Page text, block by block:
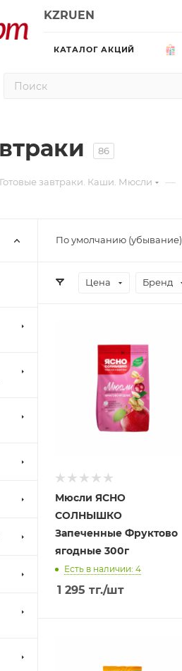
KZRUEN
КАТАЛОГ АКЦИЙ
86
Готовые завтраки. Каши. Мюсли —
По умолчанию (убывание)
Цена Бренд
Мюсли ЯСНО
СОЛНЫШКО
Запеченные Фруктово
ягодные 300г
Есть в наличии: 4
1 295 тг./шт